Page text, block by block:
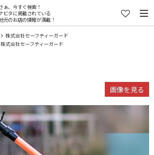
ぁ、今すぐ検索！
ビタに掲載されている
元のお店の情報が満載！
株式会社セーフティーガード
株式会社セーフティーガード
画像を見る